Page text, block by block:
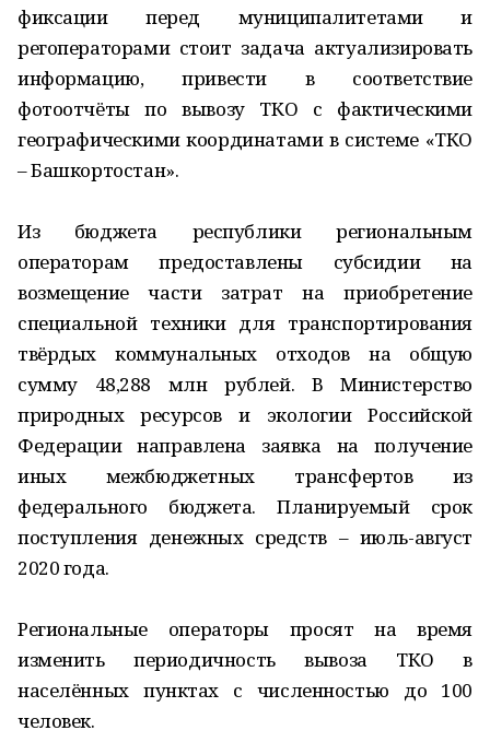
фиксации перед муниципалитетами и
регоператорами стоит задача актуализировать
информацию, привести в соответствие
фотоотчёты по вывозу ТКО с фактическими
географическими координатами в системе «ТКО
– Башкортостан».
Из бюджета республики региональным
операторам предоставлены субсидии на
возмещение части затрат на приобретение
специальной техники для транспортирования
твёрдых коммунальных отходов на общую
сумму 48,288 млн рублей. В Министерство
природных ресурсов и экологии Российской
Федерации направлена заявка на получение
иных межбюджетных трансфертов из
федерального бюджета. Планируемый срок
поступления денежных средств – июль-август
2020 года.
Региональные операторы просят на время
изменить периодичность вывоза ТКО в
населённых пунктах с численностью до 100
человек.